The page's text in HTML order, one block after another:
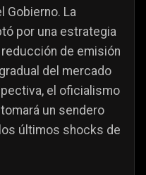
Gobierno. La
por una estrategia
de emisión
del mercado
el oficialismo
un sendero
últimos shocks de